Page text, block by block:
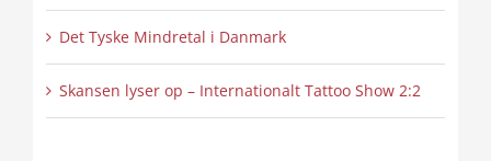
Det Tyske Mindretal i Danmark
Skansen lyser op – Internationalt Tattoo Show 2:2